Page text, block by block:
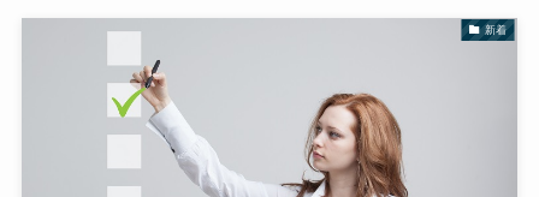
新着